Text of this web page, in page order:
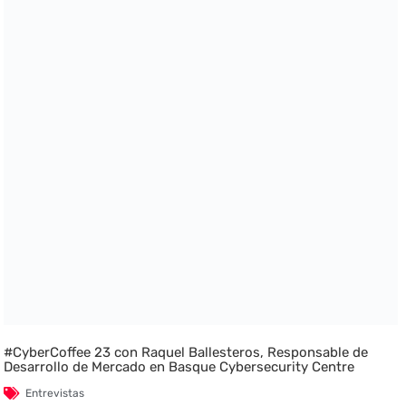
#CyberCoffee 23 con Raquel Ballesteros, Responsable de
Desarrollo de Mercado en Basque Cybersecurity Centre
Entrevistas